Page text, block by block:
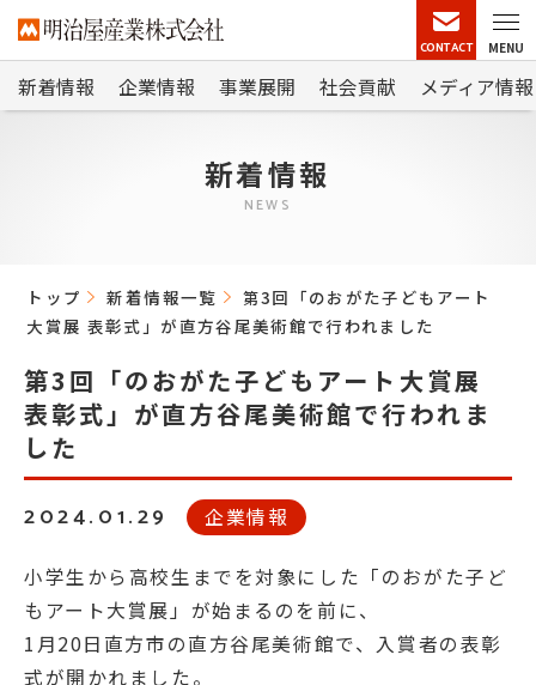
CONTACT MENU
新着情報 企業情報 事業展開 社会貢献 メディア情報
新着情報
NEWS
トップ 新着情報一覧
第3回「のおがた子どもアート
大賞展 表彰式」が直方谷尾美術館で行われました
第3回「のおがた子どもアート大賞展
表彰式」が直方谷尾美術館で行われま
した
2024.01.29 企業情報
小学生から高校生までを対象にした「のおがた子ど
もアート大賞展」が始まるのを前に、
1月20日直方市の直方谷尾美術館で、入賞者の表彰
式が開かれました。